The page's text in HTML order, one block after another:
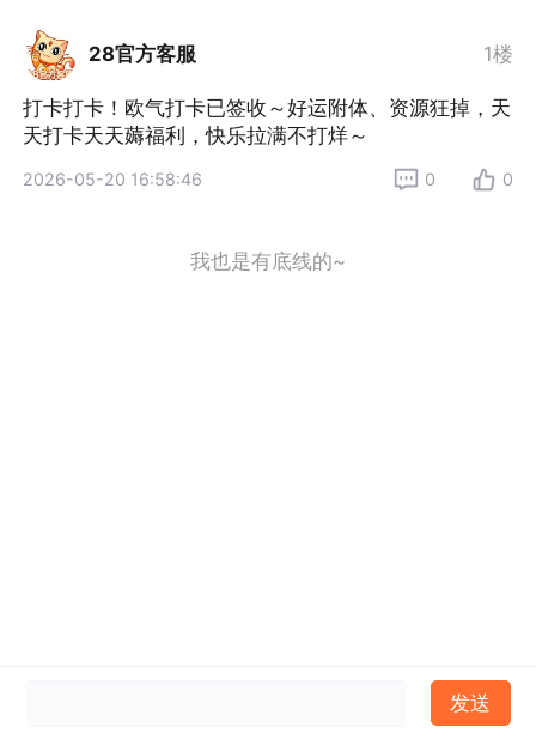
28官方客服 1楼
打卡打卡！欧气打卡已签收～好运附体、资源狂掉，天
天打卡天天薅福利，快乐拉满不打烊～
2026-05-20 16:58:46 0 0
我也是有底线的~
发送